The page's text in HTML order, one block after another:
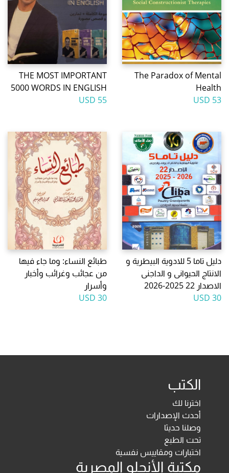
The Paradox of Mental
Health
53 USD
THE MOST IMPORTANT
5000 WORDS IN ENGLISH
55 USD
دليل تاما 5 للادوية البيطرية و
الانتاج الحيوانى و الداجنى
الاصدار 22 2025-2026
30 USD
طبائع النساء: وما جاء فيها
من عجائب وغرائب وأخبار
وأسرار
30 USD
الكتب
اخترنا لك
أحدث الإصدارات
وصلنا حديثا
تحت الطبع
اختبارات ومقاييس نفسية
مكتبة الأنجلو المصرية